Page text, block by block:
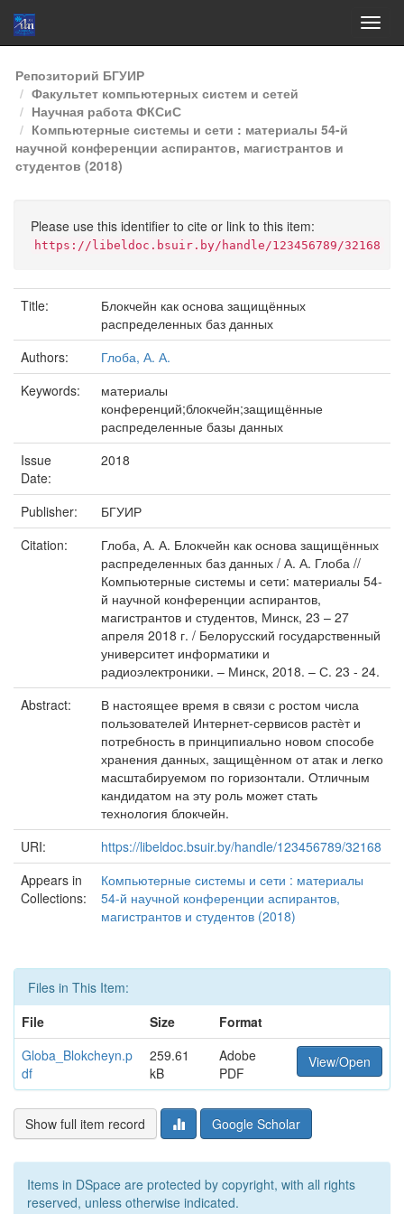
Skip
navigation
Репозиторий БГУИР
Факультет компьютерных систем и сетей
Научная работа ФКСиС
Компьютерные системы и сети : материалы 54-й
научной конференции аспирантов, магистрантов и
студентов (2018)
Please use this identifier to cite or link to this item:
https://libeldoc.bsuir.by/handle/123456789/32168
Title:
Блокчейн как основа защищённых
распределенных баз данных
Authors:
Глоба, А. А.
Keywords:
материалы
конференций;блокчейн;защищённые
распределенные базы данных
Issue
Date:
2018
Publisher:
БГУИР
Citation:
Глоба, А. А. Блокчейн как основа защищённых
распределенных баз данных / А. А. Глоба //
Компьютерные системы и сети: материалы 54-
й научной конференции аспирантов,
магистрантов и студентов, Минск, 23 – 27
апреля 2018 г. / Белорусский государственный
университет информатики и
радиоэлектроники. – Минск, 2018. – С. 23 - 24.
Abstract:
В настоящее время в связи с ростом числа
пользователей Интернет-сервисов растѐт и
потребность в принципиально новом способе
хранения данных, защищѐнном от атак и легко
масштабируемом по горизонтали. Отличным
кандидатом на эту роль может стать
технология блокчейн.
URI:
https://libeldoc.bsuir.by/handle/123456789/32168
Appears in
Collections:
Компьютерные системы и сети : материалы
54-й научной конференции аспирантов,
магистрантов и студентов (2018)
Files in This Item:
File
Size
Format
Globa_Blokcheyn.p
df
259.61
kB
Adobe
PDF
View/Open
Show full item record Google Scholar
Items in DSpace are protected by copyright, with all rights
reserved, unless otherwise indicated.